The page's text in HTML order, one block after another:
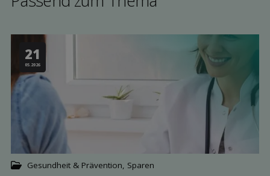
21
05.2026
Gesundheit & Prävention Sparen